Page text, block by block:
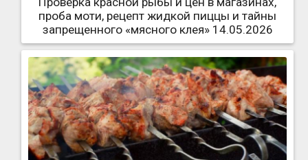
проба моти, рецепт жидкой пиццы и тайны
запрещенного «мясного клея» 14.05.2026